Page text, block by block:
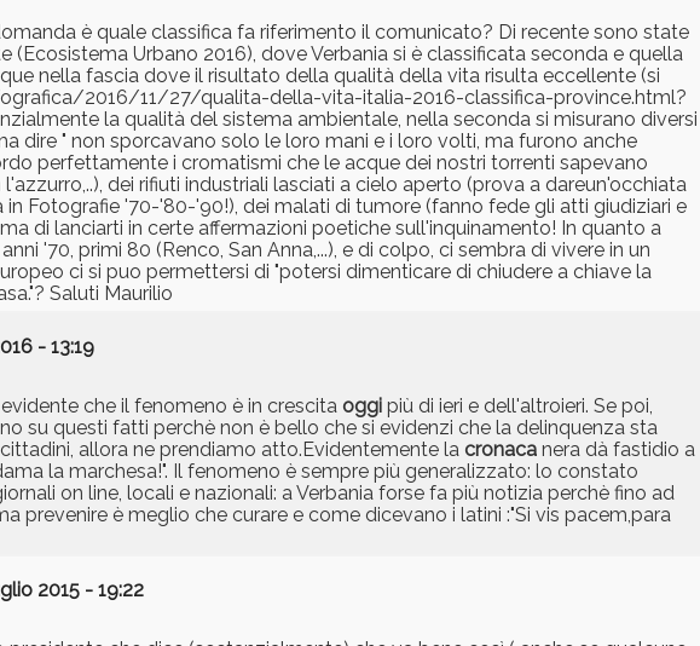
è quale classifica fa riferimento il comunicato? Di recente sono state
Urbano 2016), dove Verbania si è classificata seconda e quella
nella fascia dove il risultato della qualità della vita risulta eccellente (si
2016/11/27/qualita-della-vita-italia-2016-classifica-province.html?
la qualità del sistema ambientale, nella seconda si misurano diversi
dire " non sporcavano solo le loro mani e i loro volti, ma furono anche
perfettamente i cromatismi che le acque dei nostri torrenti sapevano
dei rifiuti industriali lasciati a cielo aperto (prova a dareun'occhiata
in Fotografie '70-'80-'90!), dei malati di tumore (fanno fede gli atti giudiziari e
di lanciarti in certe affermazioni poetiche sull'inquinamento! In quanto a
'70, primi 80 (Renco, San Anna,...), e di colpo, ci sembra di vivere in un
ci si puo permettersi di "potersi dimenticare di chiudere a chiave la
Saluti Maurilio
- 13:19
che il fenomeno è in crescita oggi più di ieri e dell'altroieri. Se poi,
su questi fatti perchè non è bello che si evidenzi che la delinquenza sta
allora ne prendiamo atto.Evidentemente la cronaca nera dà fastidio a
la marchesa!". Il fenomeno è sempre più generalizzato: lo constato
on line, locali e nazionali: a Verbania forse fa più notizia perchè fino ad
è meglio che curare e come dicevano i latini :"Si vis pacem,para
2015 - 19:22